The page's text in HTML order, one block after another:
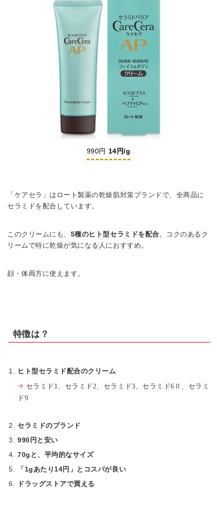
990円 14円/g
「ケアセラ」はロート製薬の乾燥肌対策ブランドで、全商品に
セラミドを配合しています。
このクリームにも、 5種のヒト型セラミドを配合。コクのあるク
リームで特に乾燥が気になる人におすすめ。
顔・体両方に使えます。
特徴は？
ヒト型セラミド配合のクリーム
セラミド1、セラミド2、セラミド3、セラミド6Ⅱ、セラミ
ド9
セラミドのブランド
990円と安い
70gと、平均的なサイズ
「1gあたり14円」とコスパが良い
ドラッグストアで買える